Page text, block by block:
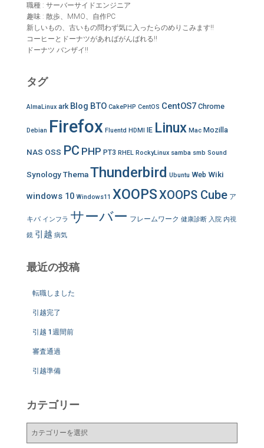
職種 : サーバーサイドエンジニア
趣味 : 散歩、MMO、自作PC
新しいもの、古いもの問わず気に入ったらのめりこみます!!
コーヒーとドーナツがあればがんばれる!!
ドーナツ バンザイ!!
タグ
AlmaLinux ark Blog BTO CakePHP CentOS CentOS7 Chrome
Debian Firefox Fluentd HDMI IE Linux Mac Mozilla
NAS OSS PC PHP PT3 RHEL RockyLinux samba smb Sound
SynologyThemaThunderbird Ubuntu Web Wiki
windows 10 Windows11 XOOPSXOOPS Cube ア
キバ インフラ サーバー フレームワーク 健康診断 入院 内視
鏡 引越 病気
最近の投稿
転職しました
引越完了
引越 1週間前
審査通過
引越準備
カテゴリー